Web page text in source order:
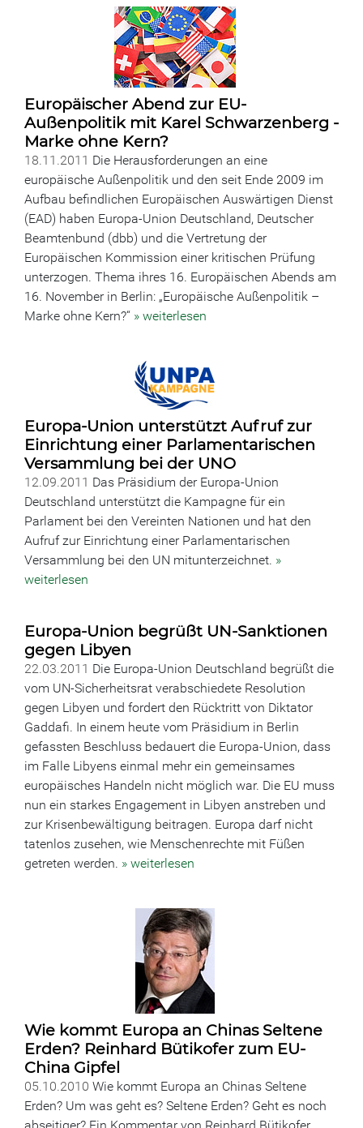
Europäischer Abend zur EU-
Außenpolitik mit Karel Schwarzenberg -
Marke ohne Kern?
18.11.2011 Die Herausforderungen an eine
europäische Außenpolitik und den seit Ende 2009 im
Aufbau befindlichen Europäischen Auswärtigen Dienst
(EAD) haben Europa-Union Deutschland, Deutscher
Beamtenbund (dbb) und die Vertretung der
Europäischen Kommission einer kritischen Prüfung
unterzogen. Thema ihres 16. Europäischen Abends am
16. November in Berlin: „Europäische Außenpolitik –
Marke ohne Kern?“ » weiterlesen
Europa-Union unterstützt Aufruf zur
Einrichtung einer Parlamentarischen
Versammlung bei der UNO
12.09.2011 Das Präsidium der Europa-Union
Deutschland unterstützt die Kampagne für ein
Parlament bei den Vereinten Nationen und hat den
Aufruf zur Einrichtung einer Parlamentarischen
Versammlung bei den UN mitunterzeichnet. »
weiterlesen
Europa-Union begrüßt UN-Sanktionen
gegen Libyen
22.03.2011 Die Europa-Union Deutschland begrüßt die
vom UN-Sicherheitsrat verabschiedete Resolution
gegen Libyen und fordert den Rücktritt von Diktator
Gaddafi. In einem heute vom Präsidium in Berlin
gefassten Beschluss bedauert die Europa-Union, dass
im Falle Libyens einmal mehr ein gemeinsames
europäisches Handeln nicht möglich war. Die EU muss
nun ein starkes Engagement in Libyen anstreben und
zur Krisenbewältigung beitragen. Europa darf nicht
tatenlos zusehen, wie Menschenrechte mit Füßen
getreten werden. » weiterlesen
Wie kommt Europa an Chinas Seltene
Erden? Reinhard Bütikofer zum EU-
China Gipfel
05.10.2010 Wie kommt Europa an Chinas Seltene
Erden? Um was geht es? Seltene Erden? Geht es noch